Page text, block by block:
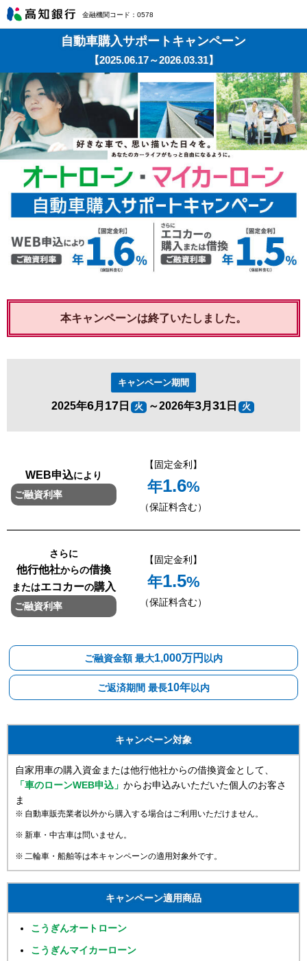
金融機関コード：0578
自動車購入サポートキャンペーン
【2025.06.17～2026.03.31】
本キャンペーンは終了いたしました。
キャンペーン期間
2025年6月 17 日 火 ～2026年3月 31 日 火
WEB申込により
ご融資利率
【固定金利】
年1.6%
（保証料含む）
さらに
他行他社からの借換
またはエコカーの購入
ご融資利率
【固定金利】
年1.5%
（保証料含む）
ご融資金額 最大1,000万円 以内
ご返済期間 最長10年以内
キャンペーン対象
自家用車の購入資金または他行他社からの借換資金として、
「車のローンWEB申込」 からお申込みいただいた個人のお客さ
ま
自動車販売業者以外から購入する場合はご利用いただけません。
新車・中古車は問いません。
二輪車・船舶等は本キャンペーンの適用対象外です。
キャンペーン適用商品
こうぎんオートローン
こうぎんマイカーローン